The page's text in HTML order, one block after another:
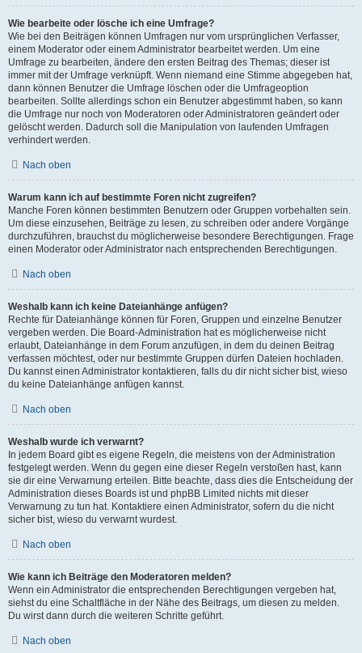
Wie bearbeite oder lösche ich eine Umfrage?
Wie bei den Beiträgen können Umfragen nur vom ursprünglichen Verfasser,
einem Moderator oder einem Administrator bearbeitet werden. Um eine
Umfrage zu bearbeiten, ändere den ersten Beitrag des Themas; dieser ist
immer mit der Umfrage verknüpft. Wenn niemand eine Stimme abgegeben hat,
dann können Benutzer die Umfrage löschen oder die Umfrageoption
bearbeiten. Sollte allerdings schon ein Benutzer abgestimmt haben, so kann
die Umfrage nur noch von Moderatoren oder Administratoren geändert oder
gelöscht werden. Dadurch soll die Manipulation von laufenden Umfragen
verhindert werden.
Nach oben
Warum kann ich auf bestimmte Foren nicht zugreifen?
Manche Foren können bestimmten Benutzern oder Gruppen vorbehalten sein.
Um diese einzusehen, Beiträge zu lesen, zu schreiben oder andere Vorgänge
durchzuführen, brauchst du möglicherweise besondere Berechtigungen. Frage
einen Moderator oder Administrator nach entsprechenden Berechtigungen.
Nach oben
Weshalb kann ich keine Dateianhänge anfügen?
Rechte für Dateianhänge können für Foren, Gruppen und einzelne Benutzer
vergeben werden. Die Board-Administration hat es möglicherweise nicht
erlaubt, Dateianhänge in dem Forum anzufügen, in dem du deinen Beitrag
verfassen möchtest, oder nur bestimmte Gruppen dürfen Dateien hochladen.
Du kannst einen Administrator kontaktieren, falls du dir nicht sicher bist, wieso
du keine Dateianhänge anfügen kannst.
Nach oben
Weshalb wurde ich verwarnt?
In jedem Board gibt es eigene Regeln, die meistens von der Administration
festgelegt werden. Wenn du gegen eine dieser Regeln verstoßen hast, kann
sie dir eine Verwarnung erteilen. Bitte beachte, dass dies die Entscheidung der
Administration dieses Boards ist und phpBB Limited nichts mit dieser
Verwarnung zu tun hat. Kontaktiere einen Administrator, sofern du die nicht
sicher bist, wieso du verwarnt wurdest.
Nach oben
Wie kann ich Beiträge den Moderatoren melden?
Wenn ein Administrator die entsprechenden Berechtigungen vergeben hat,
siehst du eine Schaltfläche in der Nähe des Beitrags, um diesen zu melden.
Du wirst dann durch die weiteren Schritte geführt.
Nach oben